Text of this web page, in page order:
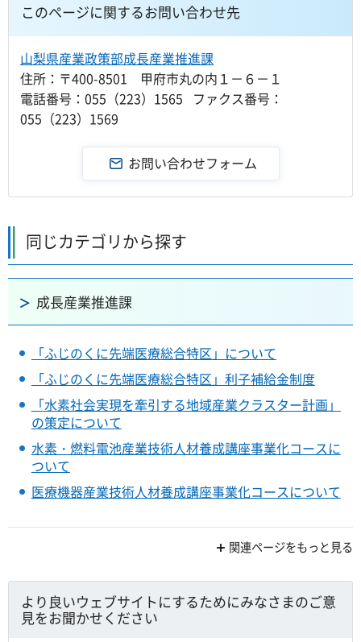
このページに関するお問い合わせ先
山梨県産業政策部成長産業推進課
住所：〒400-8501 甲府市丸の内１－６－１
電話番号：055（223）1565 ファクス番号：
055（223）1569
同じカテゴリから探す
成長産業推進課
「ふじのくに先端医療総合特区」について
「ふじのくに先端医療総合特区」利子補給金制度
「水素社会実現を牽引する地域産業クラスター計画」
の策定について
水素・燃料電池産業技術人材養成講座事業化コースに
ついて
医療機器産業技術人材養成講座事業化コースについて
関連ページをもっと見る
より良いウェブサイトにするためにみなさまのご意
見をお聞かせください